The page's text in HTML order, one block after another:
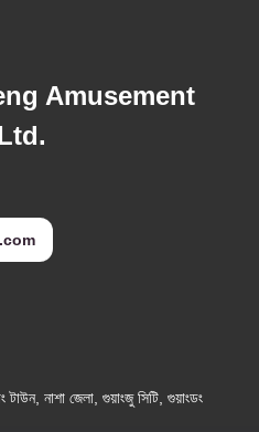
Amusement
নাশা জেলা, গুয়াংজু সিটি, গুয়াংডং